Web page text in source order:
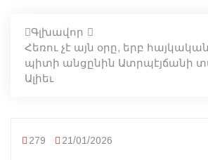
Գլխավոր
Հեռու չէ այն օրը, երբ
պիտի անցընին Ատրպէյճանի
Ալիեւ
279 21/01/2026